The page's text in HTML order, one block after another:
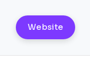
Website